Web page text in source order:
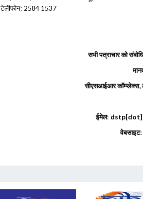
टेलीफोन: 2584 1537
सभी पत्राचार को
सीएसआईआर कॉम्प्लेक्स,
ईमेल: dstp[dot]
वेबसाइट: